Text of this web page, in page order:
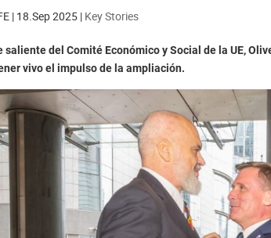
| 18.Sep 2025 | Key Stories
saliente del Comité Económico y Social de la UE,
vivo el impulso de la ampliación.